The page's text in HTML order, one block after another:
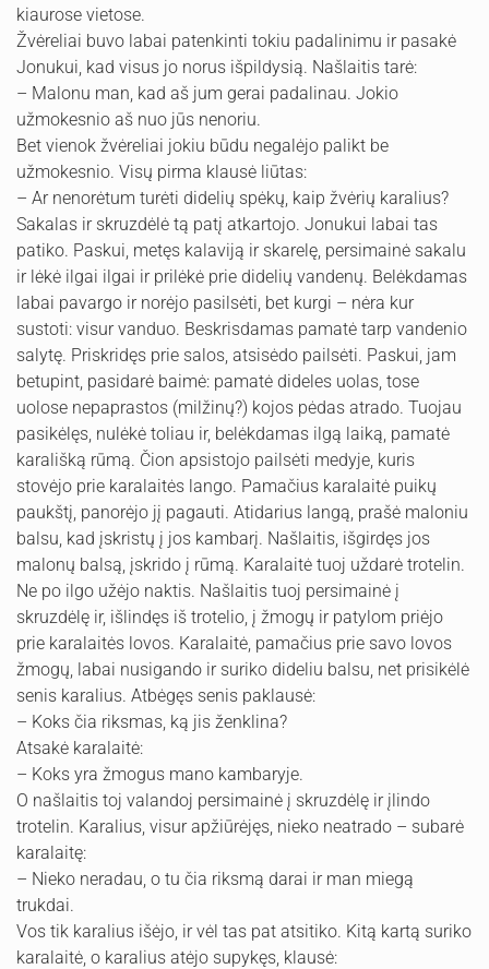
kiaurose vietose.
Žvėreliai buvo labai patenkinti tokiu padalinimu ir pasakė
Jonukui, kad visus jo norus išpildysią. Našlaitis tarė:
– Malonu man, kad aš jum gerai padalinau. Jokio
užmokesnio aš nuo jūs nenoriu.
Bet vienok žvėreliai jokiu būdu negalėjo palikt be
užmokesnio. Visų pirma klausė liūtas:
– Ar nenorėtum turėti didelių spėkų, kaip žvėrių karalius?
Sakalas ir skruzdėlė tą patį atkartojo. Jonukui labai tas
patiko. Paskui, metęs kalaviją ir skarelę, persimainė sakalu
ir lėkė ilgai ilgai ir prilėkė prie didelių vandenų. Belėkdamas
labai pavargo ir norėjo pasilsėti, bet kurgi – nėra kur
sustoti: visur vanduo. Beskrisdamas pamatė tarp vandenio
salytę. Priskridęs prie salos, atsisėdo pailsėti. Paskui, jam
betupint, pasidarė baimė: pamatė dideles uolas, tose
uolose nepaprastos (milžinų?) kojos pėdas atrado. Tuojau
pasikėlęs, nulėkė toliau ir, belėkdamas ilgą laiką, pamatė
karališką rūmą. Čion apsistojo pailsėti medyje, kuris
stovėjo prie karalaitės lango. Pamačius karalaitė puikų
paukštį, panorėjo jį pagauti. Atidarius langą, prašė maloniu
balsu, kad įskristų į jos kambarį. Našlaitis, išgirdęs jos
malonų balsą, įskrido į rūmą. Karalaitė tuoj uždarė trotelin.
Ne po ilgo užėjo naktis. Našlaitis tuoj persimainė į
skruzdėlę ir, išlindęs iš trotelio, į žmogų ir patylom priėjo
prie karalaitės lovos. Karalaitė, pamačius prie savo lovos
žmogų, labai nusigando ir suriko dideliu balsu, net prisikėlė
senis karalius. Atbėgęs senis paklausė:
– Koks čia riksmas, ką jis ženklina?
Atsakė karalaitė:
– Koks yra žmogus mano kambaryje.
O našlaitis toj valandoj persimainė į skruzdėlę ir įlindo
trotelin. Karalius, visur apžiūrėjęs, nieko neatrado – subarė
karalaitę:
– Nieko neradau, o tu čia riksmą darai ir man miegą
trukdai.
Vos tik karalius išėjo, ir vėl tas pat atsitiko. Kitą kartą suriko
karalaitė, o karalius atėjo supykęs, klausė: